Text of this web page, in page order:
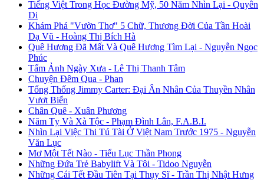
Tiếng Việt Trong Học Đường Mỹ, 50 Năm Nhìn Lại - Quyên
Di
Khám Phá "Vườn Thơ" 5 Chữ, Thương Đời Của Tần Hoài
Dạ Vũ - Hoàng Thị Bích Hà
Quê Hương Đã Mất Và Quê Hương Tìm Lại - Nguyễn Ngọc
Phúc
Tấm Ảnh Ngày Xưa - Lê Thị Thanh Tâm
Chuyện Đêm Qua - Phan
Tổng Thống Jimmy Carter: Đại Ân Nhân Của Thuyền Nhân
Vượt Biển
Chân Quê - Xuân Phương
Năm Tỵ Và Xà Tộc - Phạm Đình Lân, F.A.B.I.
Nhìn Lại Việc Thi Tú Tài Ở Việt Nam Trước 1975 - Nguyễn
Văn Lục
Mơ Một Tết Nào - Tiểu Lục Thần Phong
Những Đứa Trẻ Babylift Và Tôi - Tidoo Nguyễn
Những Cái Tết Đầu Tiên Tại Thụy Sĩ - Trần Thị Nhật Hưng